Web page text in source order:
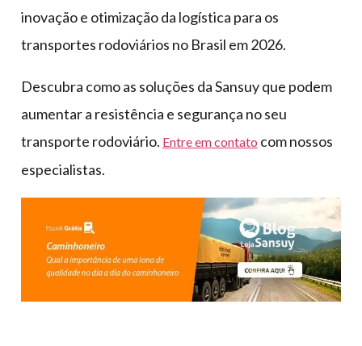
inovação e otimização da logística para os
transportes rodoviários no Brasil em 2026.
Descubra como as soluções da Sansuy que podem
aumentar a resistência e segurança no seu
transporte rodoviário. Entre em contato com nossos
especialistas.